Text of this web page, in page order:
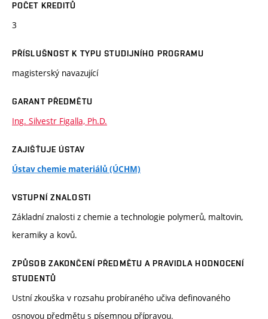
POČET KREDITŮ
3
PŘÍSLUŠNOST K TYPU STUDIJNÍHO PROGRAMU
magisterský navazující
GARANT PŘEDMĚTU
Ing. Silvestr Figalla, Ph.D.
ZAJIŠŤUJE ÚSTAV
Ústav chemie materiálů (ÚCHM)
VSTUPNÍ ZNALOSTI
Základní znalosti z chemie a technologie polymerů, maltovin,
keramiky a kovů.
ZPŮSOB ZAKONČENÍ PŘEDMĚTU A PRAVIDLA HODNOCENÍ
STUDENTŮ
Ustní zkouška v rozsahu probíraného učiva definovaného
osnovou předmětu s písemnou přípravou.